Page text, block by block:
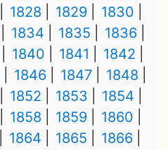
1828 1829
1830
1834 1835
1836
1840 1841
1842
1846 1847
1848
1852 1853
1854
1858 1859
1860
1864 1865
1866